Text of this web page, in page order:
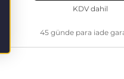
45 günde para iade
KDV dahil